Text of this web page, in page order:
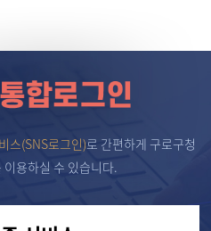
스(SNS로그인)로 간편하게 구로구청
용하실 수 있습니다.